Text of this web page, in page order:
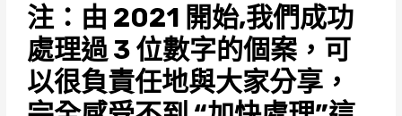
注：由 2021 開始,我們成功
處理過 3 位數字的個案，可
以很負責任地與大家分享，